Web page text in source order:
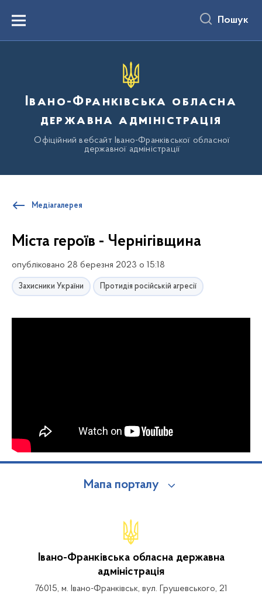
вмістуMenu Пошук
Івано-Франківська обласна
державна адміністрація
Офіційний вебсайт Івано-Франківської обласної
державної адміністрації
Медіагалерея
Міста героїв - Чернігівщина
опубліковано 28 березня 2023 о 15:18
Захисники України Протидія російській агресії
Мапа порталу
Івано-Франківська обласна державна
адміністрація
76015, м. Івано-Франківськ, вул. Грушевського, 21